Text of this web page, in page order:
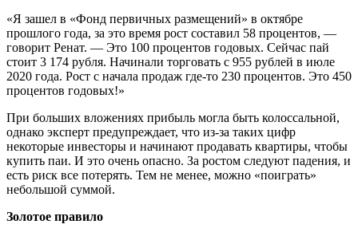
«Я зашел в «Фонд первичных размещений» в октябре
прошлого года, за это время рост составил 58 процентов, —
говорит Ренат. — Это 100 процентов годовых. Сейчас пай
стоит 3 174 рубля. Начинали торговать с 955 рублей в июле
2020 года. Рост с начала продаж где-то 230 процентов. Это 450
процентов годовых!»
При больших вложениях прибыль могла быть колоссальной,
однако эксперт предупреждает, что из-за таких цифр
некоторые инвесторы и начинают продавать квартиры, чтобы
купить паи. И это очень опасно. За ростом следуют падения, и
есть риск все потерять. Тем не менее, можно «поиграть»
небольшой суммой.
Золотое правило